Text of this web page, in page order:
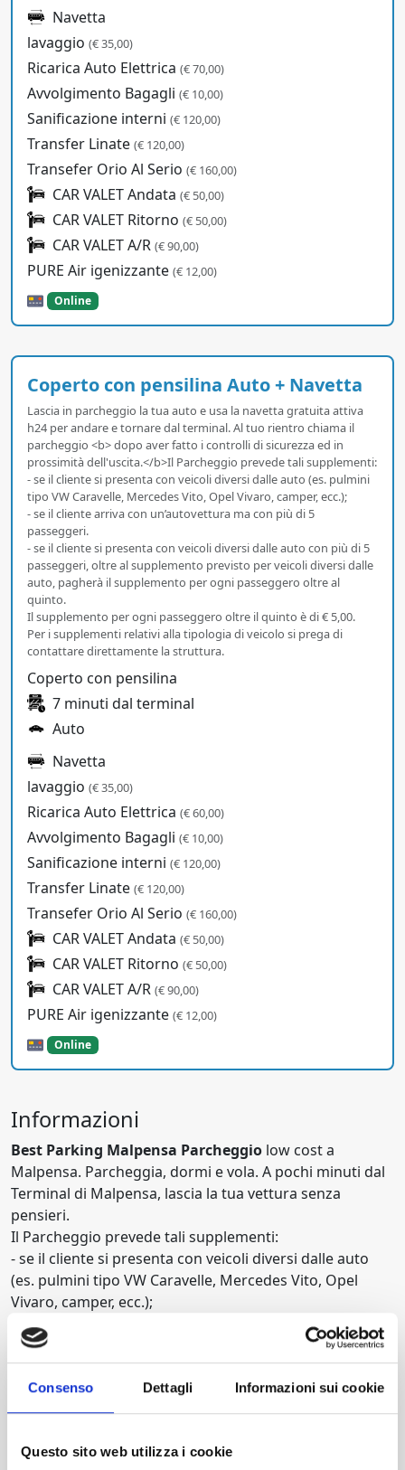
Consenso Dettagli Informazioni sui cookie
Questo sito web utilizza i cookie
Navetta
lavaggio (€ 35,00)
Ricarica Auto Elettrica (€ 70,00)
Avvolgimento Bagagli (€ 10,00)
Sanificazione interni (€ 120,00)
Transfer Linate (€ 120,00)
Transefer Orio Al Serio (€ 160,00)
CAR VALET Andata (€ 50,00)
CAR VALET Ritorno (€ 50,00)
CAR VALET A/R (€ 90,00)
PURE Air igenizzante (€ 12,00)
Online
Coperto con pensilina Auto + Navetta
Lascia in parcheggio la tua auto e usa la navetta gratuita attiva
h24 per andare e tornare dal terminal. Al tuo rientro chiama il
parcheggio <b> dopo aver fatto i controlli di sicurezza ed in
prossimità dell'uscita.</b>Il Parcheggio prevede tali supplementi:
- se il cliente si presenta con veicoli diversi dalle auto (es. pulmini
tipo VW Caravelle, Mercedes Vito, Opel Vivaro, camper, ecc.);
- se il cliente arriva con un’autovettura ma con più di 5
passeggeri.
- se il cliente si presenta con veicoli diversi dalle auto con più di 5
passeggeri, oltre al supplemento previsto per veicoli diversi dalle
auto, pagherà il supplemento per ogni passeggero oltre al
quinto.
Il supplemento per ogni passeggero oltre il quinto è di € 5,00.
Per i supplementi relativi alla tipologia di veicolo si prega di
contattare direttamente la struttura.
Coperto con pensilina
7 minuti dal terminal
Auto
Navetta
lavaggio (€ 35,00)
Ricarica Auto Elettrica (€ 60,00)
Avvolgimento Bagagli (€ 10,00)
Sanificazione interni (€ 120,00)
Transfer Linate (€ 120,00)
Transefer Orio Al Serio (€ 160,00)
CAR VALET Andata (€ 50,00)
CAR VALET Ritorno (€ 50,00)
CAR VALET A/R (€ 90,00)
PURE Air igenizzante (€ 12,00)
Online
Informazioni
Best Parking Malpensa Parcheggio low cost a
Malpensa. Parcheggia, dormi e vola. A pochi minuti dal
Terminal di Malpensa, lascia la tua vettura senza
pensieri.
Il Parcheggio prevede tali supplementi:
- se il cliente si presenta con veicoli diversi dalle auto
(es. pulmini tipo VW Caravelle, Mercedes Vito, Opel
Vivaro, camper, ecc.);
- se il cliente arriva con un’autovettura ma con più di 5
passeggeri.
- se il cliente si presenta con veicoli diversi dalle auto
con più di 5 passeggeri, oltre al supplemento previsto
per veicoli diversi dalle auto, pagherà il supplemento
Il supplemento per ogni passeggero oltre il quinto è di